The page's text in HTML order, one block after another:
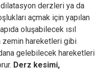
derzleri ya da
açmak için yapılan
oluşabilecek ısıl
hareketleri gibi
gelebilecek hareketleri
Derz kesimi,